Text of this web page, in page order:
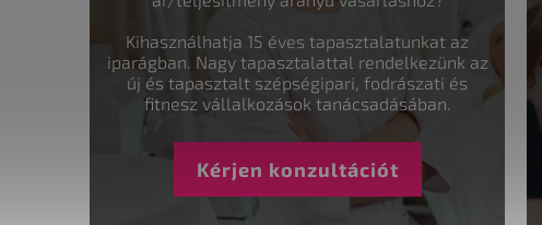
Kihasználhatja 15 éves tapasztalatunkat az
iparágban. Nagy tapasztalattal rendelkezünk az
új és tapasztalt szépségipari, fodrászati és
fitnesz vállalkozások tanácsadásában.
Kérjen konzultációt